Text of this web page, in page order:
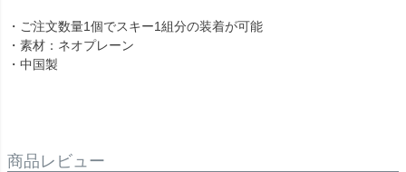
・ご注文数量1個でスキー1組分の装着が可能
・素材：ネオプレーン
・中国製
商品レビュー